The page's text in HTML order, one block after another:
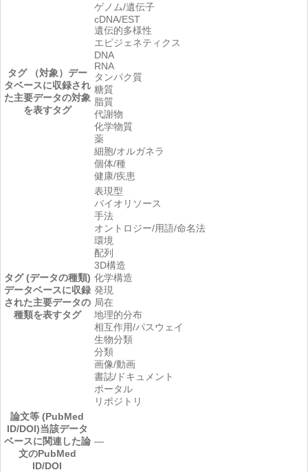
タグ （対象） デー
タベースに収録され
た主要データの対象
を表すタグ
ゲノム/遺伝子
cDNA/EST
遺伝的多様性
エピジェネティクス
DNA
RNA
タンパク質
糖質
脂質
代謝物
化学物質
薬
細胞/オルガネラ
個体/種
健康/疾患
タグ (データの種類)
データベースに収録
された主要データの
種類を表すタグ
表現型
バイオリソース
手法
オントロジー/用語/命名法
環境
配列
3D構造
化学構造
発現
局在
地理的分布
相互作用/パスウェイ
生物分類
分類
画像/動画
書誌/ドキュメント
ポータル
リポジトリ
論文等 (PubMed
ID/DOI)当該データ
ベースに関連した論
文のPubMed
ID/DOI
―